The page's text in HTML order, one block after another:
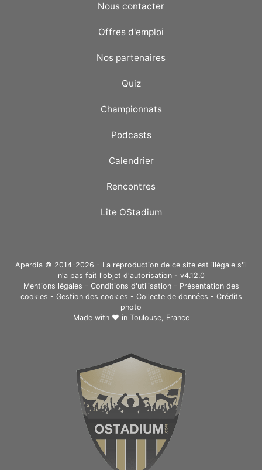
Nous contacter
Offres d'emploi
Nos partenaires
Quiz
Championnats
Podcasts
Calendrier
Rencontres
Lite OStadium
Aperdia © 2014-2026 - La reproduction de ce site est illégale s'il
n'a pas fait l'objet d'autorisation - v4.12.0
Mentions légales - Conditions d'utilisation- Présentation des
cookies - Gestion des cookies - Collecte de données - Crédits
photo
Made with ❤ in Toulouse, France